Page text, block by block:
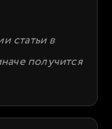
статьи в
получится